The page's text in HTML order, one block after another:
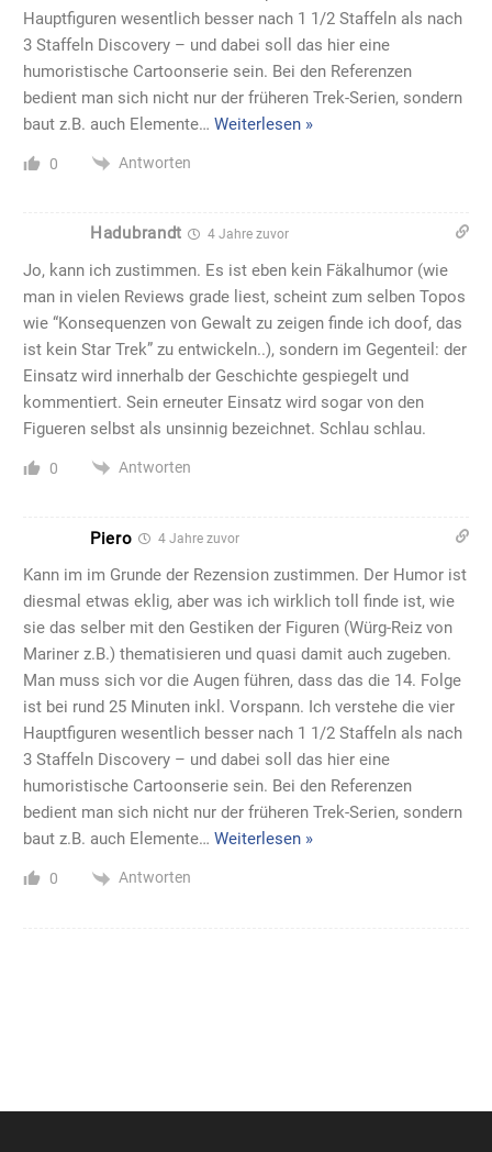
Hauptfiguren wesentlich besser nach 1 1/2 Staffeln als nach
3 Staffeln Discovery – und dabei soll das hier eine
humoristische Cartoonserie sein. Bei den Referenzen
bedient man sich nicht nur der früheren Trek-Serien, sondern
baut z.B. auch Elemente… Weiterlesen »
0 Antworten
Hadubrandt 4 Jahre zuvor
Jo, kann ich zustimmen. Es ist eben kein Fäkalhumor (wie
man in vielen Reviews grade liest, scheint zum selben Topos
wie “Konsequenzen von Gewalt zu zeigen finde ich doof, das
ist kein Star Trek” zu entwickeln..), sondern im Gegenteil: der
Einsatz wird innerhalb der Geschichte gespiegelt und
kommentiert. Sein erneuter Einsatz wird sogar von den
Figueren selbst als unsinnig bezeichnet. Schlau schlau.
0 Antworten
Piero 4 Jahre zuvor
Kann im im Grunde der Rezension zustimmen. Der Humor ist
diesmal etwas eklig, aber was ich wirklich toll finde ist, wie
sie das selber mit den Gestiken der Figuren (Würg-Reiz von
Mariner z.B.) thematisieren und quasi damit auch zugeben.
Man muss sich vor die Augen führen, dass das die 14. Folge
ist bei rund 25 Minuten inkl. Vorspann. Ich verstehe die vier
Hauptfiguren wesentlich besser nach 1 1/2 Staffeln als nach
3 Staffeln Discovery – und dabei soll das hier eine
humoristische Cartoonserie sein. Bei den Referenzen
bedient man sich nicht nur der früheren Trek-Serien, sondern
baut z.B. auch Elemente… Weiterlesen »
0 Antworten